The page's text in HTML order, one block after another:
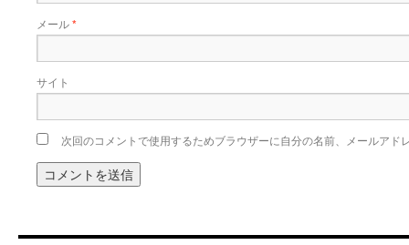
メール*
サイト
次回のコメントで使用するためブラウザーに自分の名前、メールアド